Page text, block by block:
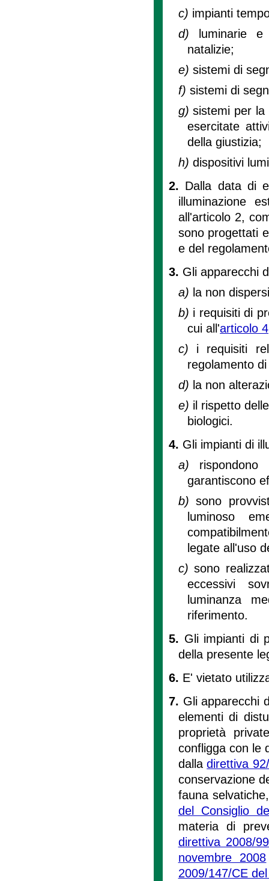
c) impianti
d)
luminarie
natalizie;
e) sistemi di
f) sistemi di
g)sistemi per la
esercitate
della giustizia;
h) dispositivi
2. Dalla data di
illuminazione
all'articolo 2,
sono progettati
e del
3. Gli apparecchi
a) la non
b) i requisiti di
cui all'articolo
c) i requisiti
regolamento
d) la non
e) il rispetto
biologici.
4. Gli impianti di
a)
garantiscono
b)sono
luminoso
legate all'uso
c)sono
eccessivi
luminanza
riferimento.
5. Gli impianti di
della presente
6. E' vietato
7. Gli apparecchi
elementi di
proprietà
confligga con le
dalladirettiva
conservazione
fauna
del Consiglio
materia di
direttiva 2008/
novembre 2008
2009/147/CE